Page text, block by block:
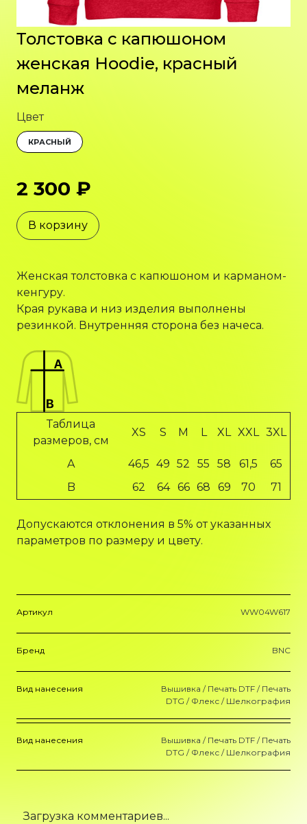
Толстовка с капюшоном
женская Hoodie, красный
меланж
Цвет
КРАСНЫЙ
2 300 ₽
В корзину
Женская толстовка с капюшоном и карманом-
кенгуру.
Края рукава и низ изделия выполнены
резинкой. Внутренняя сторона без начеса.
Таблица
размеров, см
XS S M L XL XXL 3XL
A 46,5 49 52 55 58 61,5
65
B
62 64 66 68 69 70 71
Допускаются отклонения в 5% от указанных
параметров по размеру и цвету.
Артикул WW04W617
Бренд BNC
Вид нанесения
Вышивка / Печать DTF / Печать
DTG / Флекс / Шелкография
Вид нанесения
Вышивка / Печать DTF / Печать
DTG / Флекс / Шелкография
Загрузка комментариев...